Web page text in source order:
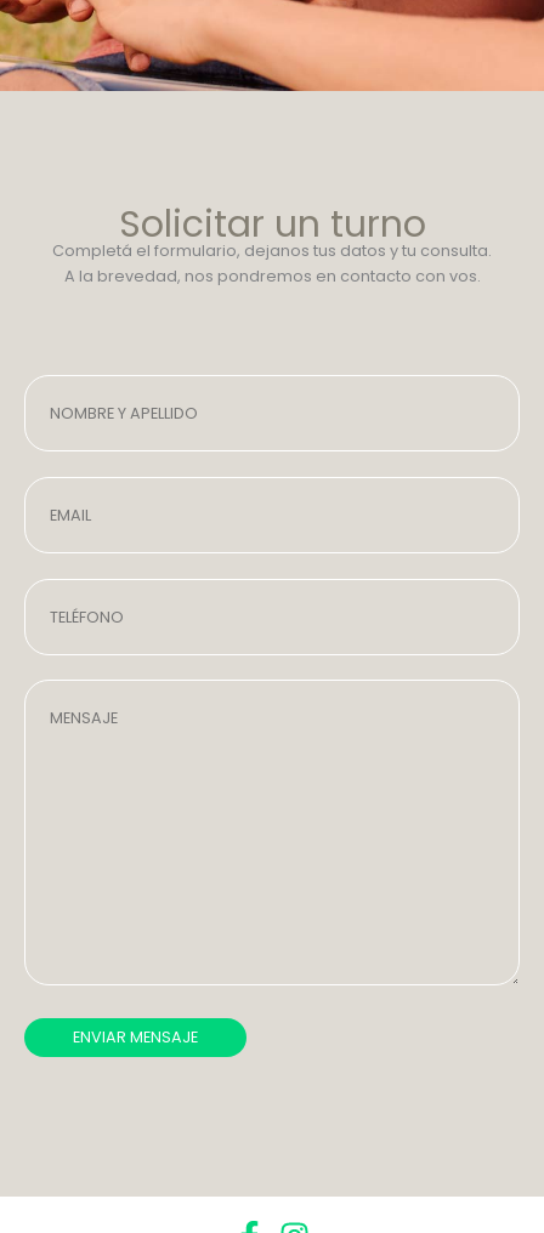
Solicitar un turno
Completá el formulario, dejanos tus datos y tu consulta.
A la brevedad, nos pondremos en contacto con vos.